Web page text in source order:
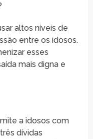
altos níveis de
entre os idosos.
esses
mais digna e
a idosos com
dívidas